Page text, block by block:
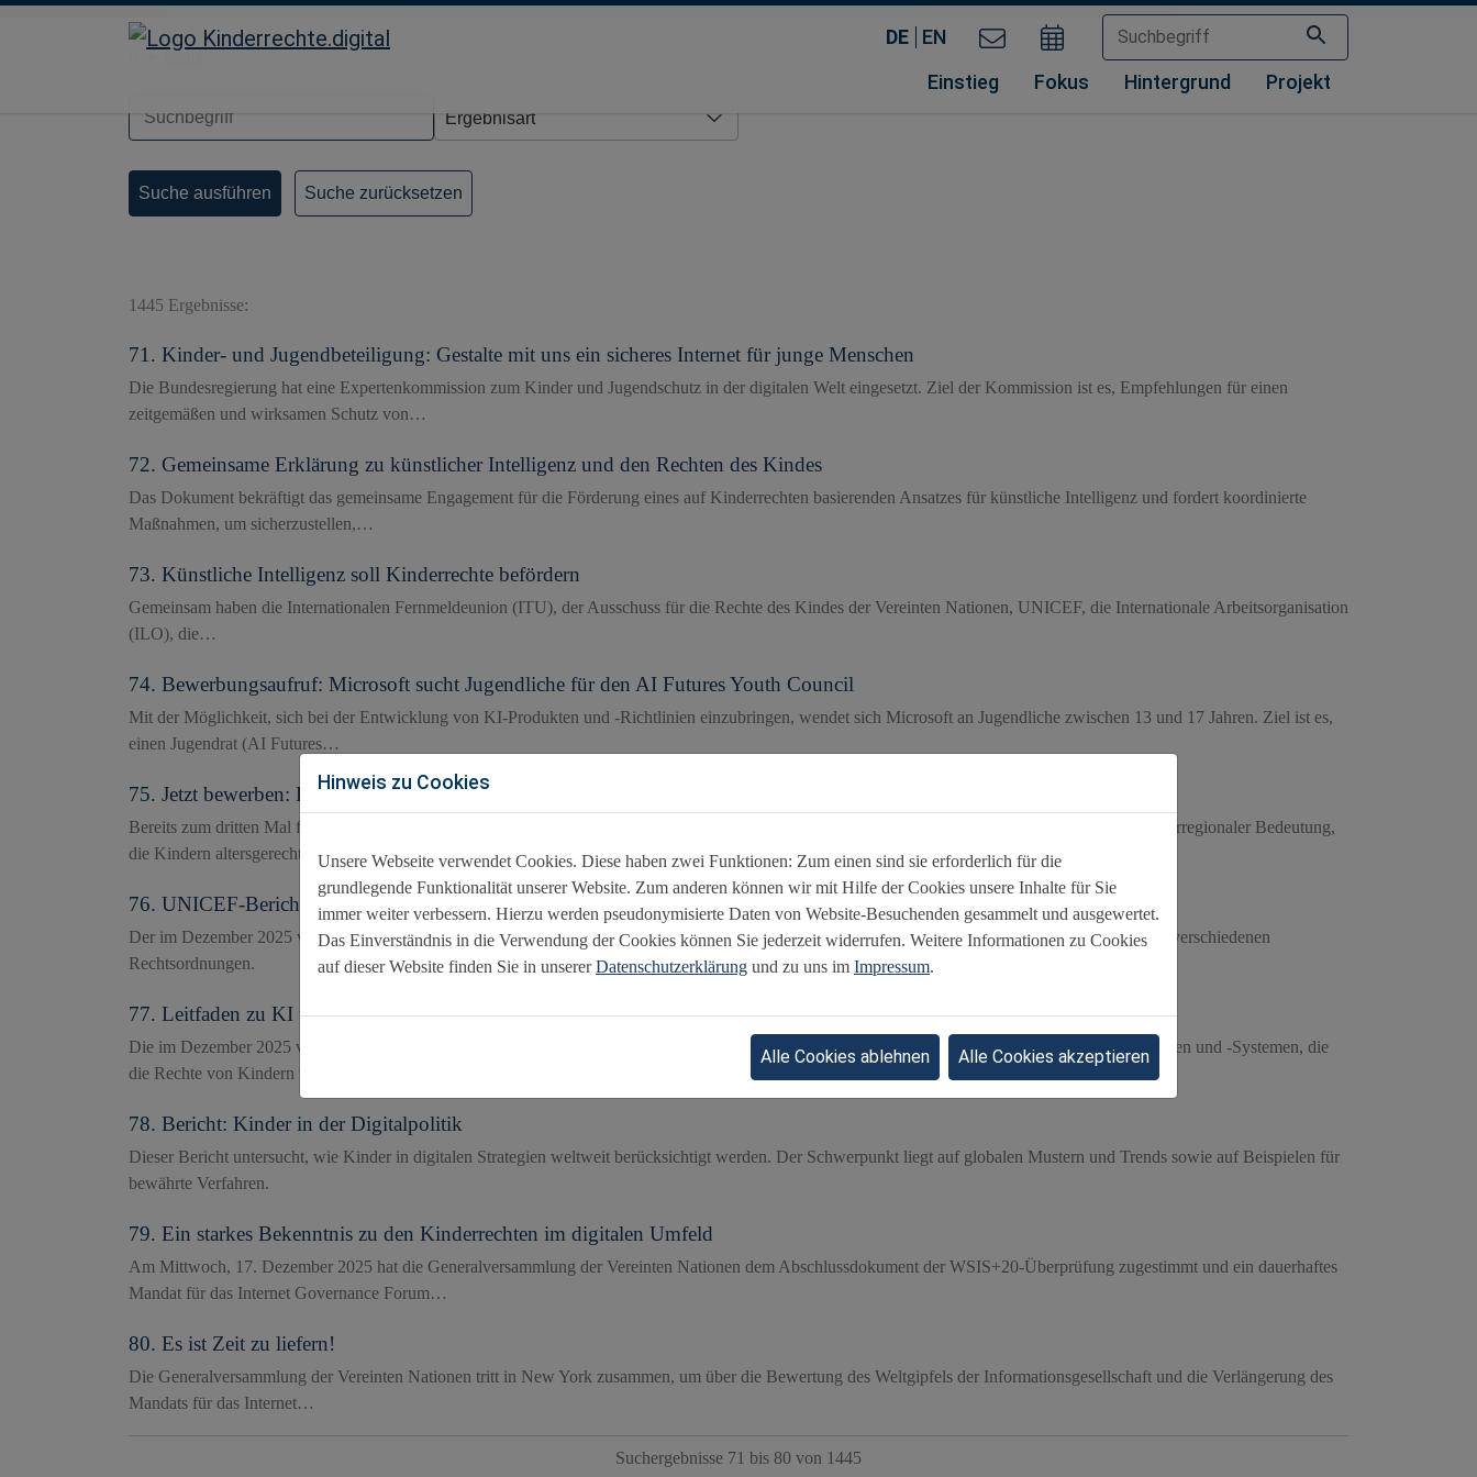
Direkt zur Hauptnavigation springen
Direkt zum Inhalt springen
DE
EN
Einstieg
Fokus Hintergrund Projekt
Startseite
Suche
Suche zurücksetzen
1445 Ergebnisse:
71. Kinder- und Jugendbeteiligung: Gestalte mit uns ein sicheres Internet für junge Menschen
Die Bundesregierung hat eine Expertenkommission zum Kinder und Jugendschutz in der digitalen Welt eingesetzt. Ziel der Kommission ist es, Empfehlungen für einen
zeitgemäßen und wirksamen Schutz von…
72. Gemeinsame Erklärung zu künstlicher Intelligenz und den Rechten des Kindes
Das Dokument bekräftigt das gemeinsame Engagement für die Förderung eines auf Kinderrechten basierenden Ansatzes für künstliche Intelligenz und fordert koordinierte
Maßnahmen, um sicherzustellen,…
73. Künstliche Intelligenz soll Kinderrechte befördern
Gemeinsam haben die Internationalen Fernmeldeunion (ITU), der Ausschuss für die Rechte des Kindes der Vereinten Nationen, UNICEF, die Internationale Arbeitsorganisation
(ILO), die…
74. Bewerbungsaufruf: Microsoft sucht Jugendliche für den AI Futures Youth Council
Mit der Möglichkeit, sich bei der Entwicklung von KI-Produkten und -Richtlinien einzubringen, wendet sich Microsoft an Jugendliche zwischen 13 und 17 Jahren. Ziel ist es,
einen Jugendrat (AI Futures…
75. Jetzt bewerben: BzKJ fördert kindgerechte digitale Angebote
Bereits zum dritten Mal fördert die Bundeszentrale für Kinder- und Jugendmedienschutz (BzKJ) innovative digitale Angebote und Maßnahmen mit überregionaler Bedeutung,
die Kindern altersgerechte…
76. UNICEF-Bericht: Sicherheit für Kinder im Internet
Der im Dezember 2025 veröffentlichte Bericht basiert auf einer vergleichenden Analyse von Regulierungsvorschriften für Online-Plattformen in sechs verschiedenen
Rechtsordnungen.
77. Leitfaden zu KI und Kindern
Die im Dezember 2025 veröffentlichte Publikation beinhaltet aktualisierte Leitlinien für Regierungen und Unternehmen zur Erstellung von KI-Richtlinien und -Systemen, die
die Rechte von Kindern wahren.
78. Bericht: Kinder in der Digitalpolitik
Dieser Bericht untersucht, wie Kinder in digitalen Strategien weltweit berücksichtigt werden. Der Schwerpunkt liegt auf globalen Mustern und Trends sowie auf Beispielen für
bewährte Verfahren.
79. Ein starkes Bekenntnis zu den Kinderrechten im digitalen Umfeld
Am Mittwoch, 17. Dezember 2025 hat die Generalversammlung der Vereinten Nationen dem Abschlussdokument der WSIS+20-Überprüfung zugestimmt und ein dauerhaftes
Mandat für das Internet Governance Forum…
80. Es ist Zeit zu liefern!
Die Generalversammlung der Vereinten Nationen tritt in New York zusammen, um über die Bewertung des Weltgipfels der Informationsgesellschaft und die Verlängerung des
Mandats für das Internet…
Suchergebnisse 71 bis 80 von 1445
Hinweis zu Cookies
Unsere Webseite verwendet Cookies. Diese haben zwei Funktionen: Zum einen sind sie erforderlich für die
grundlegende Funktionalität unserer Website. Zum anderen können wir mit Hilfe der Cookies unsere Inhalte für Sie
immer weiter verbessern. Hierzu werden pseudonymisierte Daten von Website-Besuchenden gesammelt und ausgewertet.
Das Einverständnis in die Verwendung der Cookies können Sie jederzeit widerrufen. Weitere Informationen zu Cookies
auf dieser Website finden Sie in unsererDatenschutzerklärung und zu uns im Impressum.
Alle Cookies ablehnen Alle Cookies akzeptieren